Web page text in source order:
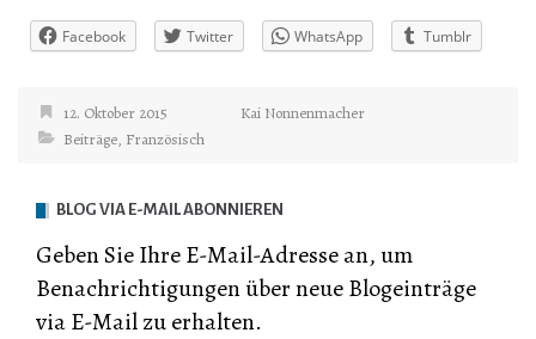
Facebook Twitter WhatsApp Tumblr
12. Oktober 2015
Kai Nonnenmacher
Beiträge, Französisch
BLOG VIA E-MAIL ABONNIEREN
Geben Sie Ihre E-Mail-Adresse an, um
Benachrichtigungen über neue Blogeinträge
via E-Mail zu erhalten.